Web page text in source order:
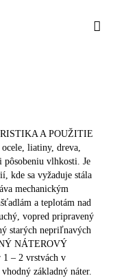
A POUŽITIE
liatiny, dreva,
vlhkosti. Je
kde sa vyžaduje stála
mechanickým
a teplotám nad
vopred pripravený
starých nepriľnavých
NÁTEROVÝ
1 – 2 vrstvách v
základný náter.